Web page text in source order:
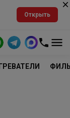
Открыть